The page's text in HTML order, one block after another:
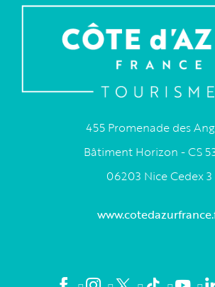
455 Promenade des
Bâtiment Horizon - CS
06203 Nice Cedex 3